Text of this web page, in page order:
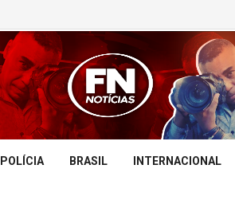
POLÍCIA BRASIL INTERNACIONAL